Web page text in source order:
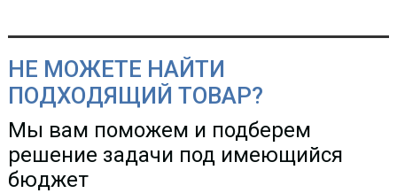
КУПИТЬ
НЕ МОЖЕТЕ НАЙТИ
ПОДХОДЯЩИЙ ТОВАР?
Мы вам поможем и подберем
решение задачи под имеющийся
бюджет